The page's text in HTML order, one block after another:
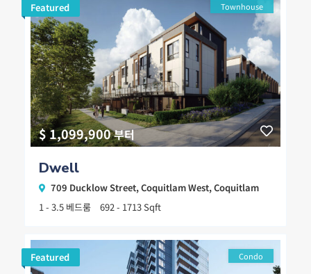
$ 1,099,900부터
Townhouse
Featured
Dwell
709 Ducklow Street,Coquitlam West,Coquitlam
1 - 3.5 베드룸
692 - 1713 Sqft
Condo
Featured